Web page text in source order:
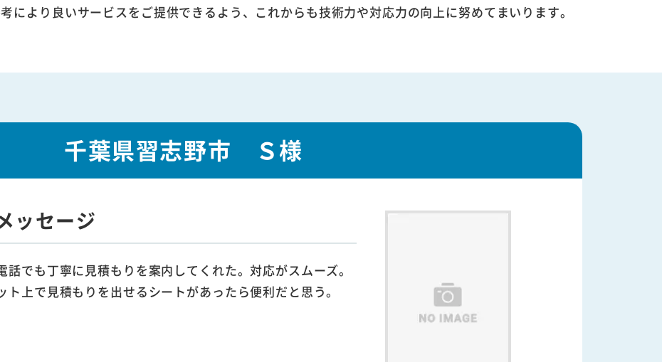
により良いサービスをご提供できるよう、これからも技術力や対応力の向上に努めてまいります。
千葉県習志野市 Ｓ様
ッセージ
でも丁寧に見積もりを案内してくれた。対応がスムーズ。
上で見積もりを出せるシートがあったら便利だと思う。